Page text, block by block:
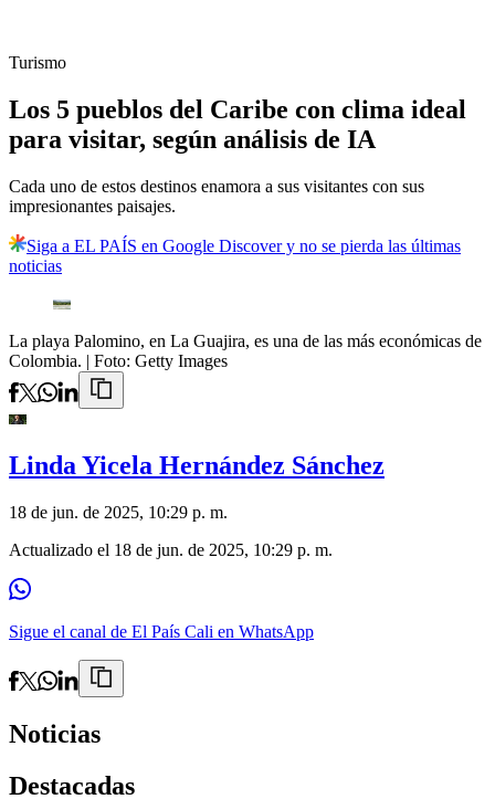
Turismo
Los 5 pueblos del Caribe con clima ideal
para visitar, según análisis de IA
Cada uno de estos destinos enamora a sus visitantes con sus
impresionantes paisajes.
Siga a EL PAÍS en Google Discover y no se pierda las últimas
noticias
La playa Palomino, en La Guajira, es una de las más económicas de
Colombia. | Foto: Getty Images
Linda Yicela Hernández Sánchez
18 de jun. de 2025, 10:29 p. m.
Actualizado el 18 de jun. de 2025, 10:29 p. m.
Sigue el canal de El País Cali en WhatsApp
Noticias
Destacadas